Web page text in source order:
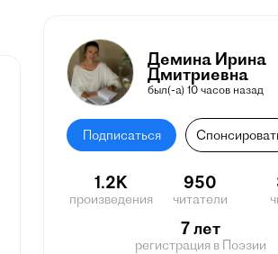
Демина Ирина
Дмитриевна
был(-а) 10 часов назад
Подписаться
1.2K
произведения
950
читатели
7 лет
регистрация в Поэзии